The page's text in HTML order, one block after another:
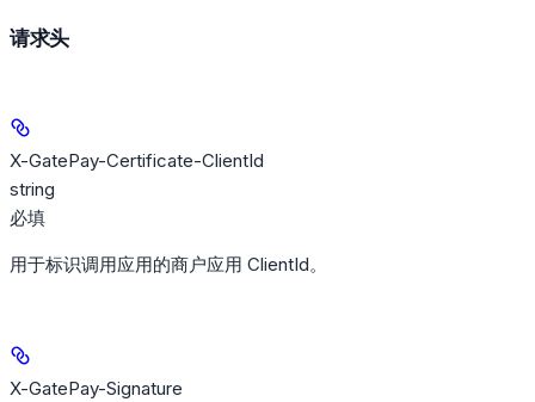
请求头
X-GatePay-Certificate-ClientId
string
必填
用于标识调用应用的商户应用 ClientId。
X-GatePay-Signature